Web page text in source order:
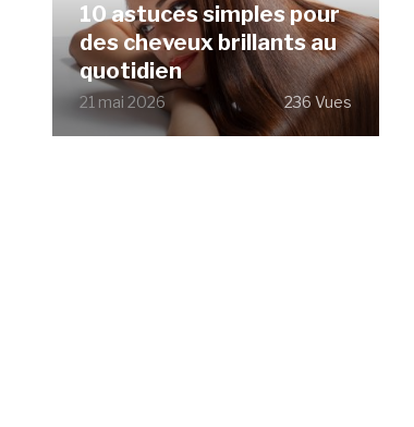
10 astuces simples pour
des cheveux brillants au
quotidien
21 mai 2026 236 Vues